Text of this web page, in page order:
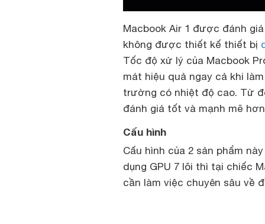
Macbook Air 1 được đánh
không được thiết kế thiết bị
Tốc độ xử lý của Macbook
mát hiệu quả ngay cả khi
trường có nhiệt độ cao. Từ
đánh giá tốt và mạnh mẽ
Cấu hình
Cấu hình của 2 sản phẩm
dụng GPU 7 lõi thì tại chiếc
cần làm việc chuyên sâu về